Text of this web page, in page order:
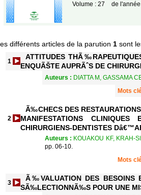
Volume : 27 de
différents articles de la parution 1 sont
1
ATTITUDES
ENQUÃŠTE AUPRÃˆS DE
Auteurs : DIATTA M, GASSAMA
Mots
2
Ã‰CHECS DES
MANIFESTATIONS
CHIRURGIENS-DENTISTES
Auteurs : KOUAKOU KF, KRAH-
pp. 06-10.
Mots
3
Ã‰VALUATION DES BESOINS
SÃ‰LECTIONNÃ‰S POUR UNE